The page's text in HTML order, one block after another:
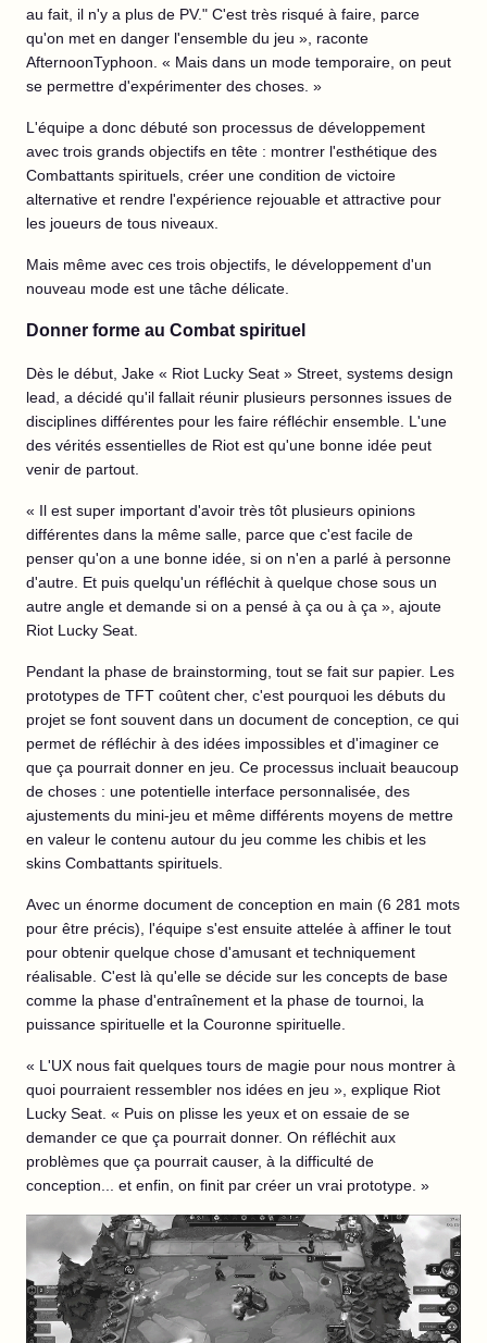
au fait, il n'y a plus de PV." C'est très risqué à faire, parce
qu'on met en danger l'ensemble du jeu », raconte
AfternoonTyphoon. « Mais dans un mode temporaire, on peut
se permettre d'expérimenter des choses. »
L'équipe a donc débuté son processus de développement
avec trois grands objectifs en tête : montrer l'esthétique des
Combattants spirituels, créer une condition de victoire
alternative et rendre l'expérience rejouable et attractive pour
les joueurs de tous niveaux.
Mais même avec ces trois objectifs, le développement d'un
nouveau mode est une tâche délicate.
Donner forme au Combat spirituel
Dès le début, Jake « Riot Lucky Seat » Street, systems design
lead, a décidé qu'il fallait réunir plusieurs personnes issues de
disciplines différentes pour les faire réfléchir ensemble. L'une
des vérités essentielles de Riot est qu'une bonne idée peut
venir de partout.
« Il est super important d'avoir très tôt plusieurs opinions
différentes dans la même salle, parce que c'est facile de
penser qu'on a une bonne idée, si on n'en a parlé à personne
d'autre. Et puis quelqu'un réfléchit à quelque chose sous un
autre angle et demande si on a pensé à ça ou à ça », ajoute
Riot Lucky Seat.
Pendant la phase de brainstorming, tout se fait sur papier. Les
prototypes de TFT coûtent cher, c'est pourquoi les débuts du
projet se font souvent dans un document de conception, ce qui
permet de réfléchir à des idées impossibles et d'imaginer ce
que ça pourrait donner en jeu. Ce processus incluait beaucoup
de choses : une potentielle interface personnalisée, des
ajustements du mini-jeu et même différents moyens de mettre
en valeur le contenu autour du jeu comme les chibis et les
skins Combattants spirituels.
Avec un énorme document de conception en main (6 281 mots
pour être précis), l'équipe s'est ensuite attelée à affiner le tout
pour obtenir quelque chose d'amusant et techniquement
réalisable. C'est là qu'elle se décide sur les concepts de base
comme la phase d'entraînement et la phase de tournoi, la
puissance spirituelle et la Couronne spirituelle.
« L'UX nous fait quelques tours de magie pour nous montrer à
quoi pourraient ressembler nos idées en jeu », explique Riot
Lucky Seat. « Puis on plisse les yeux et on essaie de se
demander ce que ça pourrait donner. On réfléchit aux
problèmes que ça pourrait causer, à la difficulté de
conception... et enfin, on finit par créer un vrai prototype. »